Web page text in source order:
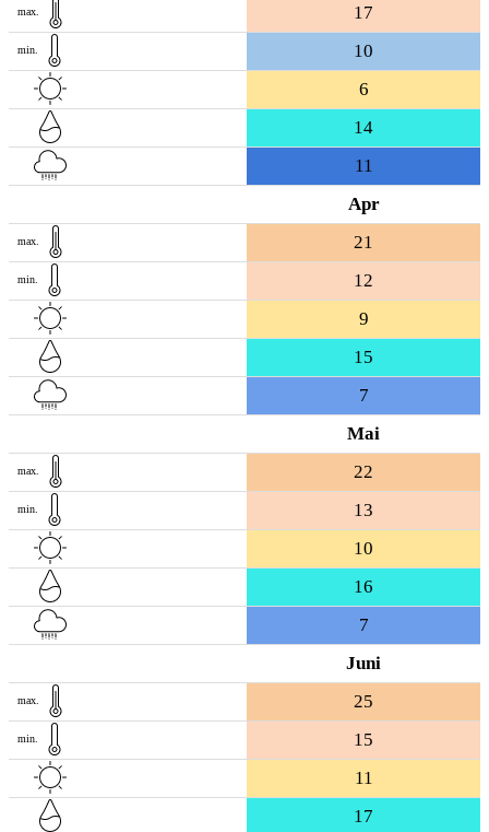
max. 17
min.
10
6
14
11
Apr
max. 21
min.
12
9
15
7
Mai
max. 22
min.
13
10
16
7
Juni
max. 25
min.
15
11
17